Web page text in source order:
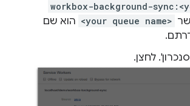
workbox-background-
<your queue name> הוא שם
לחצן.